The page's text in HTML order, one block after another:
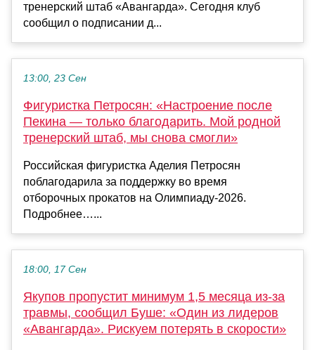
тренерский штаб «Авангарда». Сегодня клуб
сообщил о подписании д...
13:00, 23 Сен
Фигуристка Петросян: «Настроение после
Пекина — только благодарить. Мой родной
тренерский штаб, мы снова смогли»
Российская фигуристка Аделия Петросян
поблагодарила за поддержку во время
отборочных прокатов на Олимпиаду‑2026.
Подробнее…...
18:00, 17 Сен
Якупов пропустит минимум 1,5 месяца из-за
травмы, сообщил Буше: «Один из лидеров
«Авангарда». Рискуем потерять в скорости»